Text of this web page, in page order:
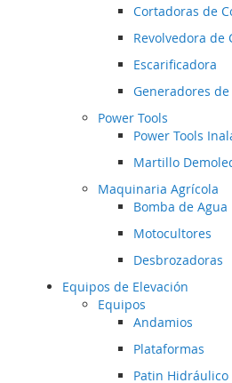
Cortadoras de
Revolvedora de
Escarificadora
Generadores
Power Tools
Power Tools
Martillo
Maquinaria Agrícola
Bomba de Agua
Motocultores
Desbrozadoras
Equipos de Elevación
Equipos
Andamios
Plataformas
Patin Hidráulico